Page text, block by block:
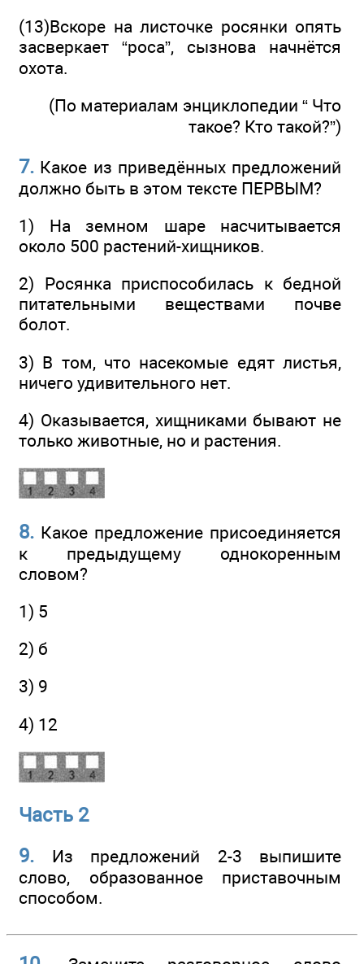
(13)Вскоре на листочке росянки опять
засверкает “роса”, сызнова начнётся
охота.
(По материалам энциклопедии “ Что
такое? Кто такой?”)
7. Какое из приведённых предложений
должно быть в этом тексте ПЕРВЫМ?
1) На земном шаре насчитывается
около 500 растений-хищников.
2) Росянка приспособилась к бедной
питательными веществами почве
болот.
3) В том, что насекомые едят листья,
ничего удивительного нет.
4) Оказывается, хищниками бывают не
только животные, но и растения.
8. Какое предложение присоединяется
к предыдущему однокоренным
словом?
1) 5
2) б
3) 9
4) 12
Часть 2
9. Из предложений 2-3 выпишите
слово, образованное приставочным
способом.